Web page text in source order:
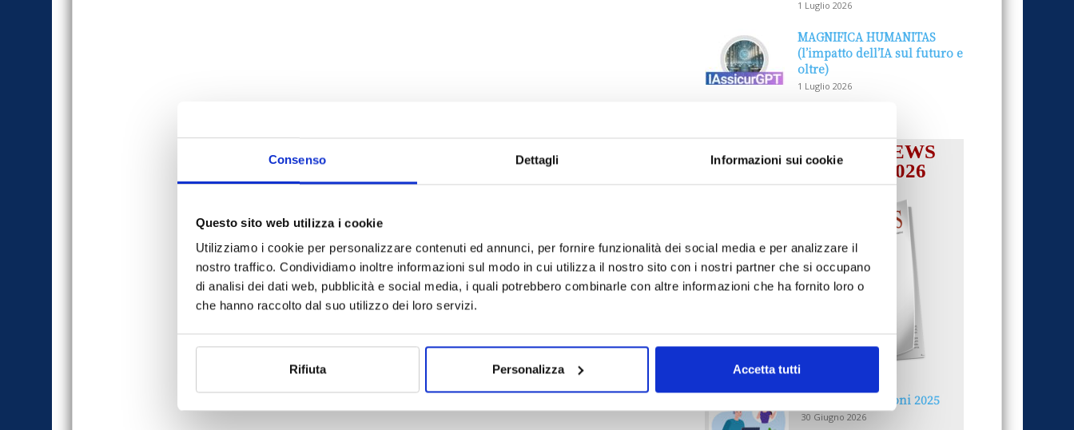
Consenso Dettagli Informazioni sui cookie
Questo sito web utilizza i cookie
Utilizziamo i cookie per personalizzare contenuti ed annunci, per fornire funzionalità dei social media e per analizzare il
nostro traffico. Condividiamo inoltre informazioni sul modo in cui utilizza il nostro sito con i nostri partner che si occupano
di analisi dei dati web, pubblicità e social media, i quali potrebbero combinarle con altre informazioni che ha fornito loro o
che hanno raccolto dal suo utilizzo dei loro servizi.
Rifiuta Personalizza Accetta tutti
1 Luglio 2026
MAGNIFICA HUMANITAS
(l’impatto dell’IA sul futuro e
oltre)
1 Luglio 2026
IL MENSILE ASSINEWS
LUGLIO-AGOSTO 2026
Reclami e sanzioni 2025
30 Giugno 2026